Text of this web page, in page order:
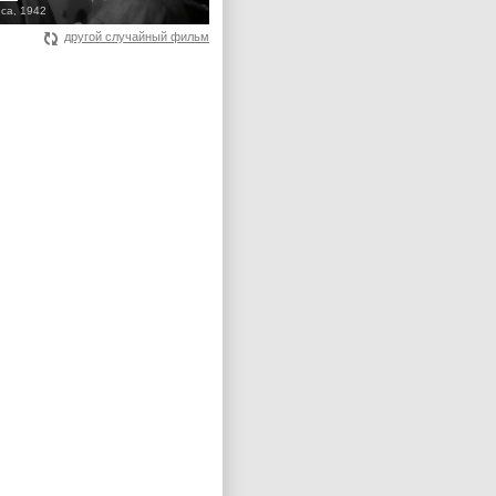
1942
другой случайный фильм